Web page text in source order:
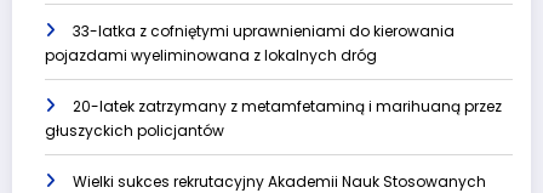
33-latka z cofniętymi uprawnieniami do kierowania
pojazdami wyeliminowana z lokalnych dróg
20-latek zatrzymany z metamfetaminą i marihuaną przez
głuszyckich policjantów
Wielki sukces rekrutacyjny Akademii Nauk Stosowanych